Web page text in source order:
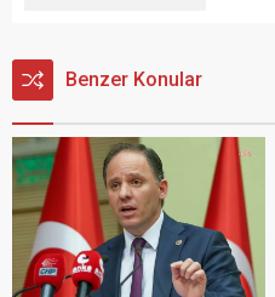
Benzer Konular